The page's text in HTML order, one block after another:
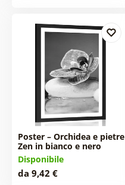
Poster – Orchidea e pietre
Zen in bianco e nero
Disponibile
da 9,42 €